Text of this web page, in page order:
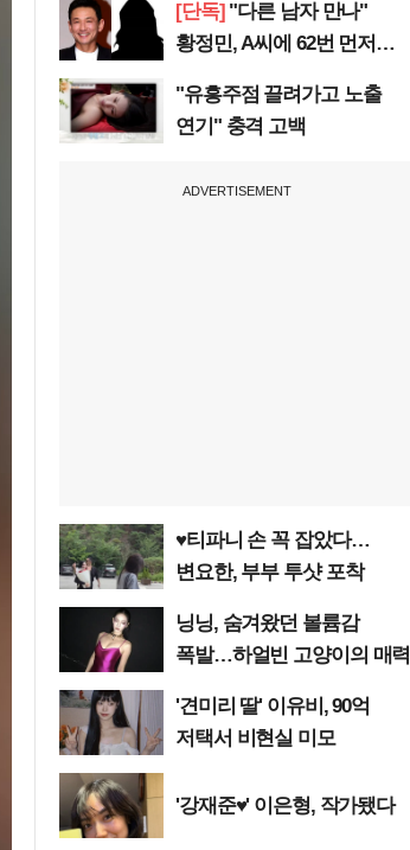
[단독]"다른 남자 만나"
황정민, A씨에 62번 먼저
"유흥주점 끌려가고 노출
연기" 충격 고백
ADVERTISEMENT
♥티파니 손 꼭 잡았다…
변요한, 부부 투샷 포착
닝닝, 숨겨왔던 볼륨감
폭발…하얼빈 고양이의 매력
'견미리 딸' 이유비, 90억
저택서 비현실 미모
'강재준♥' 이은형, 작가됐다